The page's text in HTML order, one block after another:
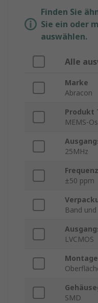
Finden Sie
Sie ein oder
auswählen.
Alle
Marke
Abracon
Produkt
MEMS-
25MHz
±50 ppm
Band
LVCMOS
SMD